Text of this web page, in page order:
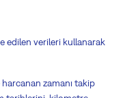
edilen verileri kullanarak
zamanı takip